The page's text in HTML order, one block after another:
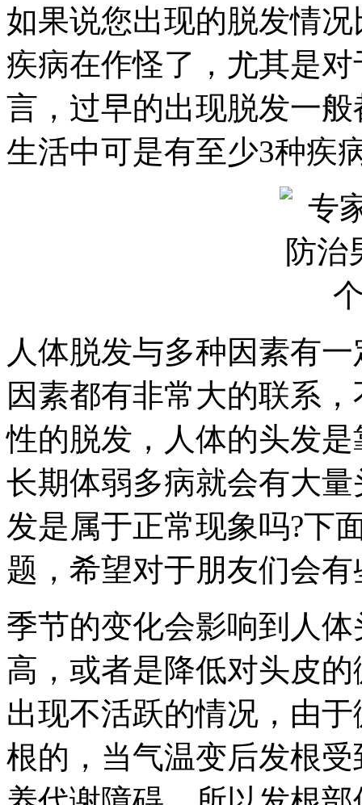
如果说您出现的脱发情
疾病在作怪了，尤其是
言，过早的出现脱发一
生活中可是有至少3种疾
人体脱发与多种因素有
因素都有非常大的联系
性的脱发，人体的头发
长期体弱多病就会有大
发是属于正常现象吗?下
题，希望对于朋友们会
季节的变化会影响到人
高，或者是降低对头皮
出现不活跃的情况，由
根的，当气温变后发根